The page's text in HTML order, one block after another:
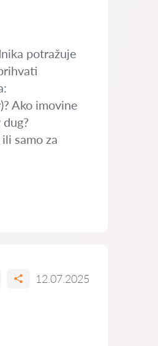
potražuje
Ako imovine
samo za
12.07.2025